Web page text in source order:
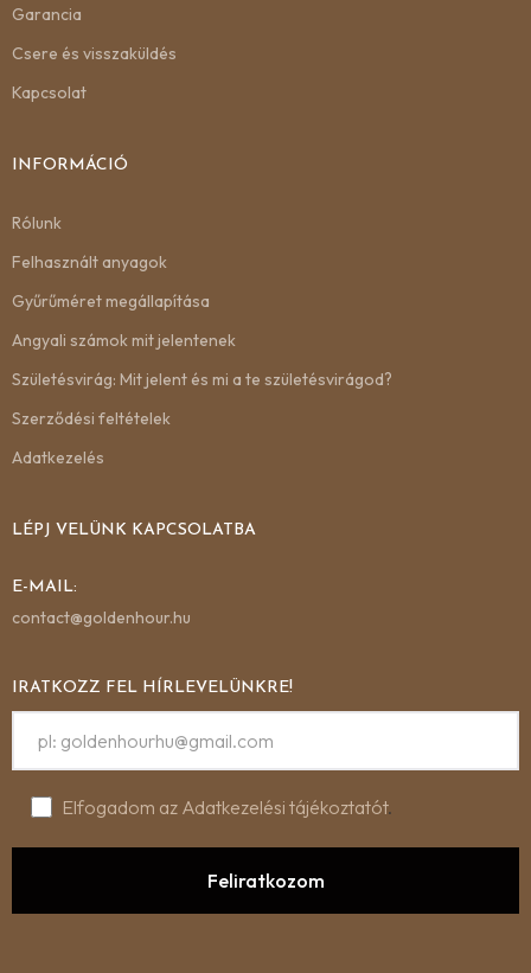
Garancia
Csere és visszaküldés
Kapcsolat
INFORMÁCIÓ
Rólunk
Felhasznált anyagok
Gyűrűméret megállapítása
Angyali számok mit jelentenek
Születésvirág: Mit jelent és mi a te születésvirágod?
Szerződési feltételek
Adatkezelés
LÉPJ VELÜNK KAPCSOLATBA
E-MAIL:
contact@goldenhour.hu
IRATKOZZ FEL HÍRLEVELÜNKRE!
Elfogadom az Adatkezelési tájékoztatót.